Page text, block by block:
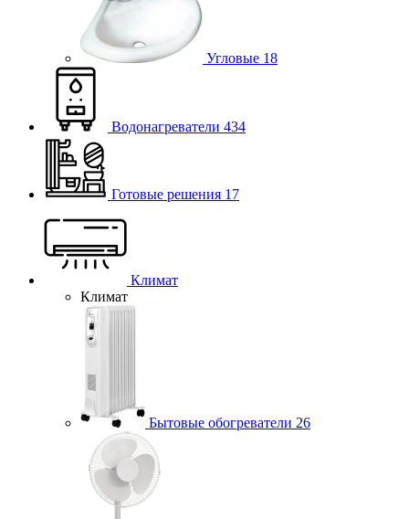
Угловые 18
Водонагреватели 434
Готовые решения 17
Климат
Климат
Бытовые обогреватели 26